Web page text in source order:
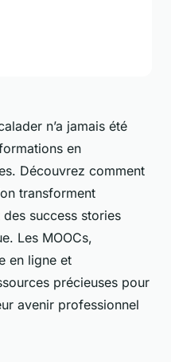
n’a jamais été
en
Découvrez comment
transforment
success stories
Les MOOCs,
en ligne et
précieuses pour
avenir professionnel